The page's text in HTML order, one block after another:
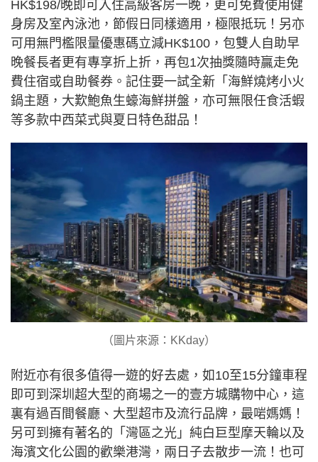
HK$198/晚即可入住高級客房一晚，更可免費使用健
身房及室內泳池，節假日同樣適用，極限抵玩！另亦
可用無門檻限量優惠碼立減HK$100，包雙人自助早
晚餐長者更有專享折上折，再包1次抽獎隨時贏走免
費住宿或自助餐券。記住要一試全新「海鮮燒烤小火
鍋主題，大歎鮑魚生蠔海鮮拼盤，亦可無限任食活蝦
等多款中西菜式與夏日特色甜品！
（圖片來源：KKday）
附近亦有很多值得一遊的好去處，如10至15分鐘車程
即可到深圳超大型的商場之一的壹方城購物中心，這
裏有過百間餐廳、大型超市及流行品牌，最啱媽媽！
另可到擁有著名的「灣區之光」純白巨型摩天輪以及
海濱文化公園的歡樂港灣，兩日子去散步一流！也可